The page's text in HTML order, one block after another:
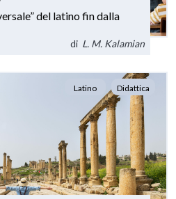
del latino fin dalla
di L. M. Kalamian
Latino Didattica